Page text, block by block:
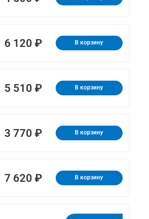
6 120 ₽ В корзину
5 510 ₽ В корзину
3 770 ₽ В корзину
7 620 ₽ В корзину